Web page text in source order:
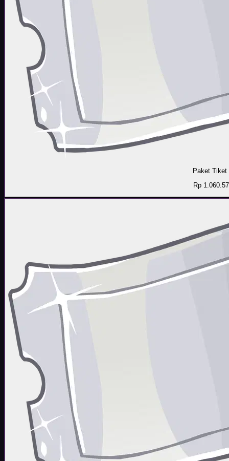
Paket Tiket
Rp